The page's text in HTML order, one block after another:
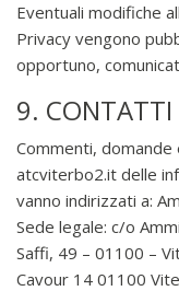
Eventuali modifiche
Privacy vengono
opportuno,
9. CONTATTI
Commenti,
atcviterbo2.it delle
vanno indirizzati a:
Sede legale: c/o
Saffi, 49 – 01100 –
Cavour 14 01100